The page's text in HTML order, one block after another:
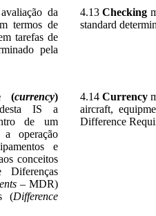
da
termos de
tarefas de
pela
4.13Checking
standard
(currency)
IS a
de um
a operação
e
conceitos
Diferenças
– MDR)
(Difference
4.14Currency
aircraft,
Difference